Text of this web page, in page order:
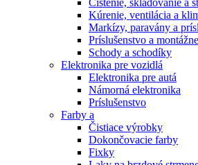
Kúrenie, ventilácia a
Markízy, paravány a
Príslušenstvo a
Schody a schodíky
Elektronika pre vozidlá
Elektronika pre autá
Námorná elektronika
Príslušenstvo
Farby a
Čistiace výrobky
Dokončovacie farby
Fixky